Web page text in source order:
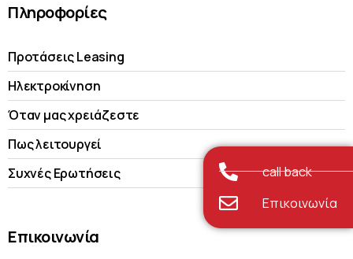
Πληροφορίες
Προτάσεις Leasing
Ηλεκτροκίνηση
Όταν μας χρειάζεστε
Πως λειτουργεί
Συχνές Ερωτήσεις
Επικοινωνία
call back
Επικοινωνία